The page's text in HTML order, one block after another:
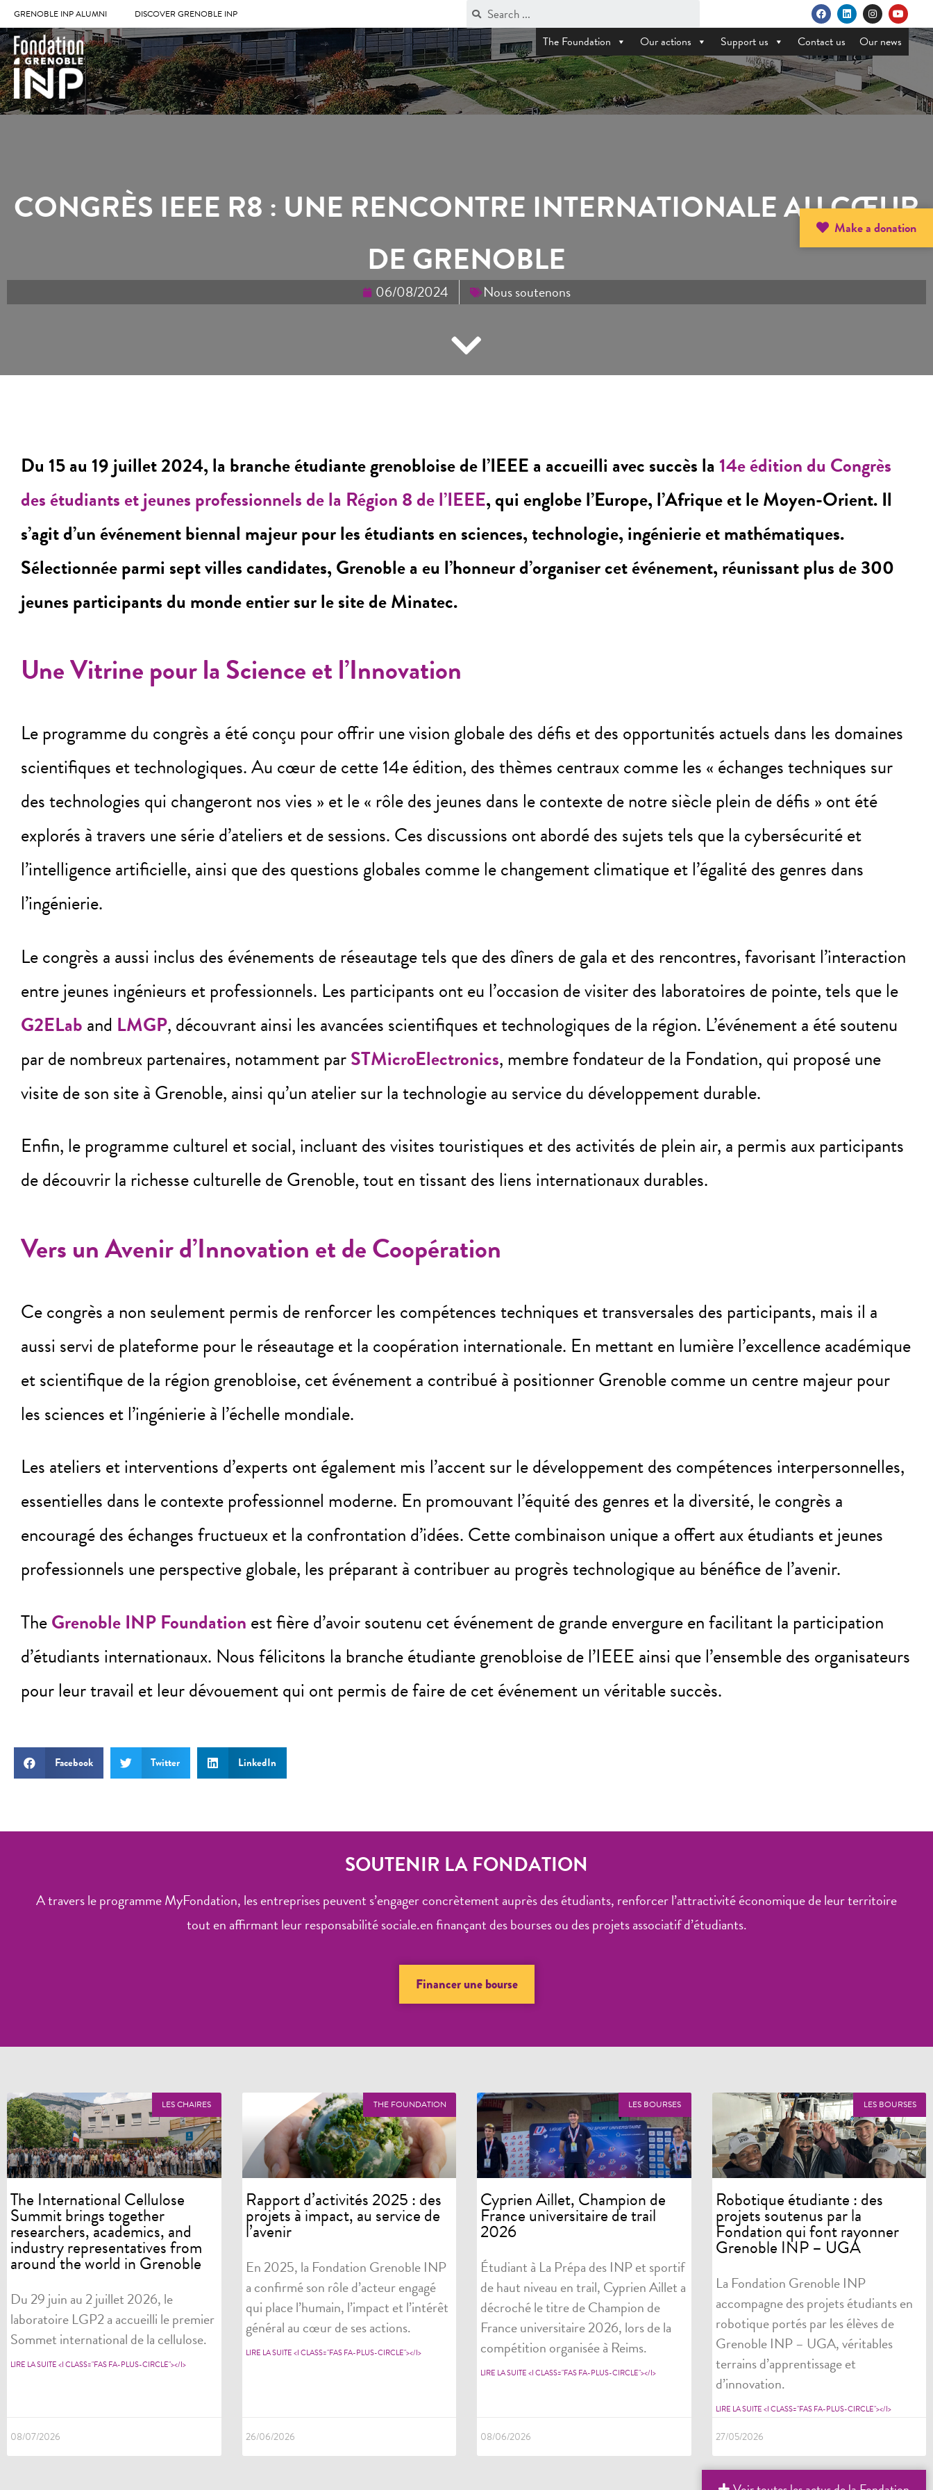
GRENOBLE INP ALUMNI DISCOVER GRENOBLE INP
Make a donation
The Foundation Our actions Support us Contact us Our news
CONGRÈS IEEE R8 : UNE RENCONTRE INTERNATIONALE AU CŒUR
DE GRENOBLE
06/08/2024 Nous soutenons
Du 15 au 19 juillet 2024, la branche étudiante grenobloise de l’IEEE a accueilli avec succès la 14e édition du Congrès
des étudiants et jeunes professionnels de la Région 8 de l’IEEE, qui englobe l’Europe, l’Afrique et le Moyen-Orient. Il
s’agit d’un événement biennal majeur pour les étudiants en sciences, technologie, ingénierie et mathématiques.
Sélectionnée parmi sept villes candidates, Grenoble a eu l’honneur d’organiser cet événement, réunissant plus de 300
jeunes participants du monde entier sur le site de Minatec.
Une Vitrine pour la Science et l’Innovation
Le programme du congrès a été conçu pour offrir une vision globale des défis et des opportunités actuels dans les domaines
scientifiques et technologiques. Au cœur de cette 14e édition, des thèmes centraux comme les « échanges techniques sur
des technologies qui changeront nos vies » et le « rôle des jeunes dans le contexte de notre siècle plein de défis » ont été
explorés à travers une série d’ateliers et de sessions. Ces discussions ont abordé des sujets tels que la cybersécurité et
l’intelligence artificielle, ainsi que des questions globales comme le changement climatique et l’égalité des genres dans
l’ingénierie.
Le congrès a aussi inclus des événements de réseautage tels que des dîners de gala et des rencontres, favorisant l’interaction
entre jeunes ingénieurs et professionnels. Les participants ont eu l’occasion de visiter des laboratoires de pointe, tels que le
G2ELab and LMGP, découvrant ainsi les avancées scientifiques et technologiques de la région. L’événement a été soutenu
par de nombreux partenaires, notamment parSTMicroElectronics, membre fondateur de la Fondation, qui proposé une
visite de son site à Grenoble, ainsi qu’un atelier sur la technologie au service du développement durable.
Enfin, le programme culturel et social, incluant des visites touristiques et des activités de plein air, a permis aux participants
de découvrir la richesse culturelle de Grenoble, tout en tissant des liens internationaux durables.
Vers un Avenir d’Innovation et de Coopération
Ce congrès a non seulement permis de renforcer les compétences techniques et transversales des participants, mais il a
aussi servi de plateforme pour le réseautage et la coopération internationale. En mettant en lumière l’excellence académique
et scientifique de la région grenobloise, cet événement a contribué à positionner Grenoble comme un centre majeur pour
les sciences et l’ingénierie à l’échelle mondiale.
Les ateliers et interventions d’experts ont également mis l’accent sur le développement des compétences interpersonnelles,
essentielles dans le contexte professionnel moderne. En promouvant l’équité des genres et la diversité, le congrès a
encouragé des échanges fructueux et la confrontation d’idées. Cette combinaison unique a offert aux étudiants et jeunes
professionnels une perspective globale, les préparant à contribuer au progrès technologique au bénéfice de l’avenir.
TheGrenoble INP Foundation est fière d’avoir soutenu cet événement de grande envergure en facilitant la participation
d’étudiants internationaux. Nous félicitons la branche étudiante grenobloise de l’IEEE ainsi que l’ensemble des organisateurs
pour leur travail et leur dévouement qui ont permis de faire de cet événement un véritable succès.
Facebook Twitter LinkedIn
SOUTENIR LA FONDATION
A travers le programme MyFondation, les entreprises peuvent s’engager concrètement auprès des étudiants, renforcer l’attractivité économique de leur territoire
tout en affirmant leur responsabilité sociale.en finançant des bourses ou des projets associatif d’étudiants.
Financer une bourse
LES CHAIRES
The International Cellulose
Summit brings together
researchers, academics, and
industry representatives from
around the world in Grenoble
Du 29 juin au 2 juillet 2026, le
laboratoire LGP2 a accueilli le premier
Sommet international de la cellulose.
LIRE LA SUITE <I CLASS="FAS FA-PLUS-CIRCLE"></I>
08/07/2026
THE FOUNDATION
Rapport d’activités 2025 : des
projets à impact, au service de
l’avenir
En 2025, la Fondation Grenoble INP
a confirmé son rôle d’acteur engagé
qui place l’humain, l’impact et l’intérêt
général au cœur de ses actions.
LIRE LA SUITE <I CLASS="FAS FA-PLUS-CIRCLE"></I>
26/06/2026
LES BOURSES
Cyprien Aillet, Champion de
France universitaire de trail
2026
Étudiant à La Prépa des INP et sportif
de haut niveau en trail, Cyprien Aillet a
décroché le titre de Champion de
France universitaire 2026, lors de la
compétition organisée à Reims.
LIRE LA SUITE <I CLASS="FAS FA-PLUS-CIRCLE"></I>
08/06/2026
LES BOURSES
Robotique étudiante : des
projets soutenus par la
Fondation qui font rayonner
Grenoble INP – UGA
La Fondation Grenoble INP
accompagne des projets étudiants en
robotique portés par les élèves de
Grenoble INP – UGA, véritables
terrains d’apprentissage et
d’innovation.
LIRE LA SUITE <I CLASS="FAS FA-PLUS-CIRCLE"></I>
27/05/2026